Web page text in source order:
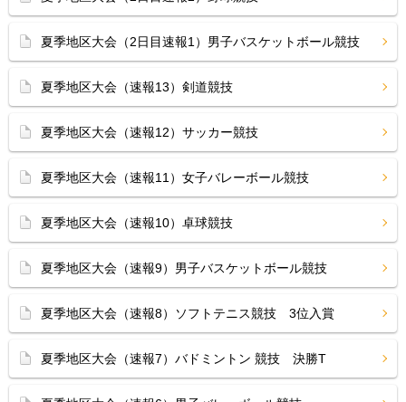
夏季地区大会（2日目速報1）男子バスケットボール競技
夏季地区大会（速報13）剣道競技
夏季地区大会（速報12）サッカー競技
夏季地区大会（速報11）女子バレーボール競技
夏季地区大会（速報10）卓球競技
夏季地区大会（速報9）男子バスケットボール競技
夏季地区大会（速報8）ソフトテニス競技 3位入賞
夏季地区大会（速報7）バドミントン 競技 決勝T